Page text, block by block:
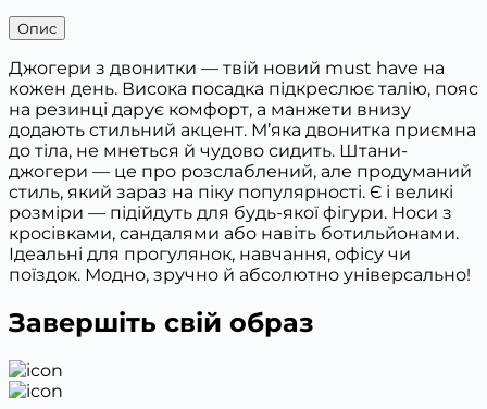
Опис
Джогери з двонитки — твій новий must have на
кожен день. Висока посадка підкреслює талію, пояс
на резинці дарує комфорт, а манжети внизу
додають стильний акцент. М’яка двонитка приємна
до тіла, не мнеться й чудово сидить. Штани-
джогери — це про розслаблений, але продуманий
стиль, який зараз на піку популярності. Є і великі
розміри — підійдуть для будь-якої фігури. Носи з
кросівками, сандалями або навіть ботильйонами.
Ідеальні для прогулянок, навчання, офісу чи
поїздок. Модно, зручно й абсолютно універсально!
Завершіть свій образ